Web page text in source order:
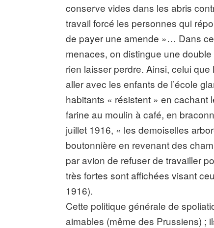
conserve vides dans les abris
travail forcé les personnes qui
de payer une amende »… Dans
menaces, on distingue une
rien laisser perdre. Ainsi, celui
aller avec les enfants de l’école
habitants « résistent » en cachant
farine au moulin à café, en
juillet 1916, « les demoiselles
boutonnière en revenant des
par avion de refuser de travailler
très fortes sont affichées visant
1916).
Cette politique générale de
aimables (même des Prussiens) ;